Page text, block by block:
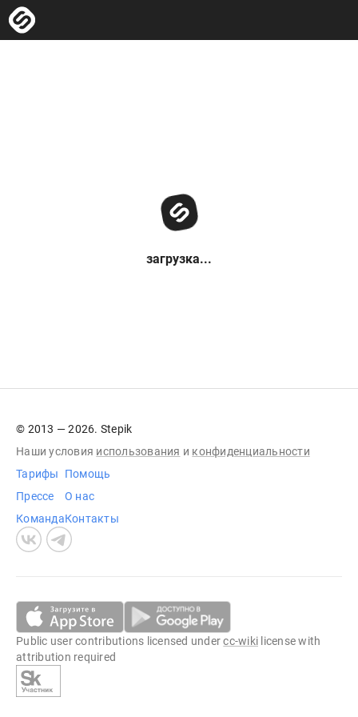
загрузка...
© 2013 — 2026. Stepik
Наши условия использования и конфиденциальности
Тарифы
Прессе
Команда
Помощь
О нас
Контакты
Public user contributions licensed undercc-wiki license with
attribution required